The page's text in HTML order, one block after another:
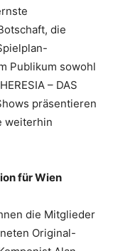
die
Publikum sowohl
– DAS
präsentieren
weiterhin
für Wien
die Mitglieder
Original-